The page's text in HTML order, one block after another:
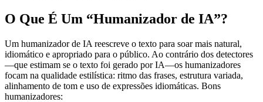
O Que É Um “Humanizador de IA”?
Um humanizador de IA reescreve o texto para soar mais natural,
idiomático e apropriado para o público. Ao contrário dos detectores
—que estimam se o texto foi gerado por IA—os humanizadores
focam na qualidade estilística: ritmo das frases, estrutura variada,
alinhamento de tom e uso de expressões idiomáticas. Bons
humanizadores: